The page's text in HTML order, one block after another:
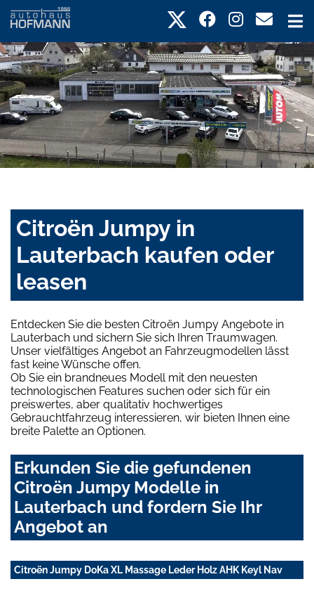
Citroën Jumpy in
Lauterbach kaufen oder
leasen
Entdecken Sie die besten Citroën Jumpy Angebote in
Lauterbach und sichern Sie sich Ihren Traumwagen.
Unser vielfältiges Angebot an Fahrzeugmodellen lässt
fast keine Wünsche offen.
Ob Sie ein brandneues Modell mit den neuesten
technologischen Features suchen oder sich für ein
preiswertes, aber qualitativ hochwertiges
Gebrauchtfahrzeug interessieren, wir bieten Ihnen eine
breite Palette an Optionen.
Erkunden Sie die gefundenen
Citroën Jumpy Modelle in
Lauterbach und fordern Sie Ihr
Angebot an
Citroën Jumpy DoKa XL Massage Leder Holz AHK Keyl Nav